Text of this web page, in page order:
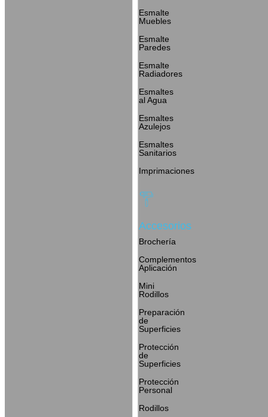
Esmalte
Muebles
Esmalte
Paredes
Esmalte
Radiadores
Esmaltes
al Agua
Esmaltes
Azulejos
Esmaltes
Sanitarios
Imprimaciones
Accesorios
Brochería
Complementos
Aplicación
Mini
Rodillos
Preparación
de
Superficies
Protección
de
Superficies
Protección
Personal
Rodillos